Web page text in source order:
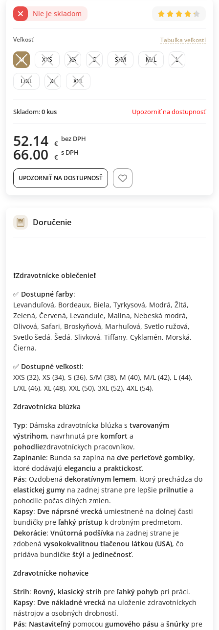
Nie je skladom
Veľkosť Tabuľka veľkostí
M XXS XS S S/M M/L L
L/XL XL XXL
Skladom:0 kus Upozorniť na dostupnosť
52.14 €
bez DPH
66.00 €
s DPH
UPOZORNIŤ NA DOSTUPNOSŤ
Doručenie
❗️Zdravotnícke oblečenie❗️
✅ Dostupné farby:
Levanduľová, Bordeaux, Biela, Tyrkysová, Modrá, Žltá,
Zelená, Červená, Levandule, Malina, Nebeská modrá,
Olivová, Safari, Broskyňová, Marhuľová, Svetlo ružová,
Svetlo šedá, Šedá, Slivková, Tiffany, Cyklamén, Morská,
Čierna.
✅ Dostupné veľkosti:
XXS (32), XS (34), S (36), S/M (38), M (40), M/L (42), L (44),
L/XL (46), XL (48), XXL (50), 3XL (52), 4XL (54).
Zdravotnícka blúzka
Typ: Dámska zdravotnícka blúzka s tvarovaným
výstrihom, navrhnutá pre komfort a
pohodliezdravotníckych pracovníkov.
Zapínanie: Bunda sa zapína na dve perleťové gombíky,
ktoré dodávajú eleganciu a praktickosť.
Pás: Ozdobená dekoratívnym lemem, ktorý prechádza do
elastickej gumy na zadnej strane pre lepšie prilnutie a
pohodlie počas dlhých zmien.
Kapsy: Dve náprsné vrecká umiestnené na dolnej časti
bundičky pre ľahký prístup k drobným predmetom.
Dekorácie: Vnútorná podšívka na zadnej strane je
zdobená vysokokvalitnou tlačenou látkou (USA), čo
pridáva bundičke štýl a jedinečnosť.
Zdravotnícke nohavice
Strih: Rovný, klasický strih pre ľahký pohyb pri práci.
Kapsy: Dve nákladné vrecká na uloženie zdravotníckych
nástrojov a osobných drobností.
Pás: Nastaviteľný pomocou gumového pásu a šnúrky pre